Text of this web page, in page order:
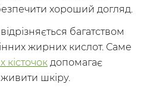
хороший догляд.
багатством
жирних кислот. Саме
кісточок допомагає
шкіру.